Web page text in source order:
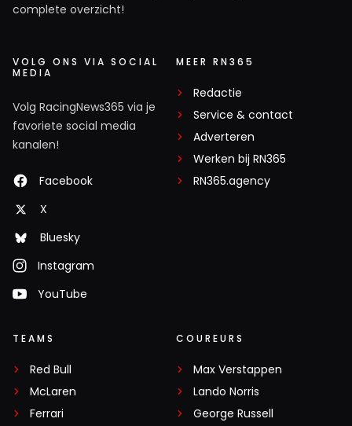
complete overzicht!
VOLG ONS VIA SOCIAL
MEDIA
Volg RacingNews365 via je
favoriete social media
kanalen!
Facebook
X
Bluesky
Instagram
YouTube
MEER RN365
Redactie
Service & contact
Adverteren
Werken bij RN365
RN365.agency
TEAMS
Red Bull
McLaren
Ferrari
COUREURS
Max Verstappen
Lando Norris
George Russell